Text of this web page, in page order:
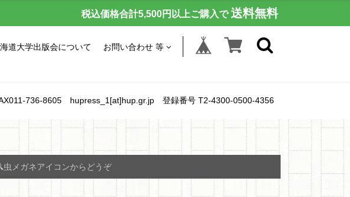
税込価格合計5,500円以上ご購入で 送料無料
道大学出版会について お問い合わせ 等
736-8605 hupress_1[at]hup.gr.jp 登録番号 T2-4300-0500-4356
メガネアイコンからどうぞ